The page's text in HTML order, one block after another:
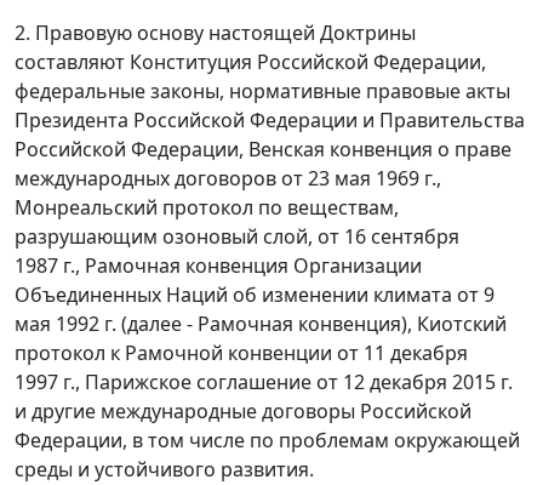
2. Правовую основу настоящей Доктрины
составляют Конституция Российской Федерации,
федеральные законы, нормативные правовые акты
Президента Российской Федерации и Правительства
Российской Федерации, Венская конвенция о праве
международных договоров от 23 мая 1969 г.,
Монреальский протокол по веществам,
разрушающим озоновый слой, от 16 сентября
1987 г., Рамочная конвенция Организации
Объединенных Наций об изменении климата от 9
мая 1992 г. (далее - Рамочная конвенция), Киотский
протокол к Рамочной конвенции от 11 декабря
1997 г., Парижское соглашение от 12 декабря 2015 г.
и другие международные договоры Российской
Федерации, в том числе по проблемам окружающей
среды и устойчивого развития.